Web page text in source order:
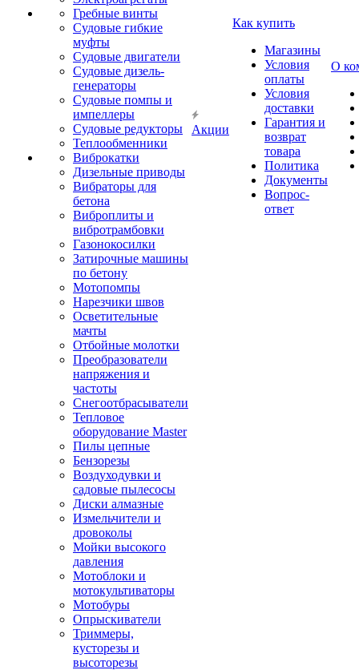
Гребные винты
Судовые гибкие
муфты
Судовые двигатели
Судовые дизель-
генераторы
Судовые помпы и
импеллеры
Судовые редукторы
Теплообменники
Виброкатки
Дизельные приводы
Вибраторы для
бетона
Виброплиты и
вибротрамбовки
Газонокосилки
Затирочные машины
по бетону
Мотопомпы
Нарезчики швов
Осветительные
мачты
Отбойные молотки
Преобразователи
напряжения и
частоты
Снегоотбрасыватели
Тепловое
оборудование Master
Пилы цепные
Бензорезы
Воздуходувки и
садовые пылесосы
Диски алмазные
Измельчители и
дровоколы
Мойки высокого
давления
Мотоблоки и
мотокультиваторы
Мотобуры
Опрыскиватели
Триммеры,
кусторезы и
высоторезы
Акции
Как купить
Магазины
Условия
оплаты
Условия
доставки
Гарантия и
возврат
товара
Политика
Документы
Вопрос-
ответ
О